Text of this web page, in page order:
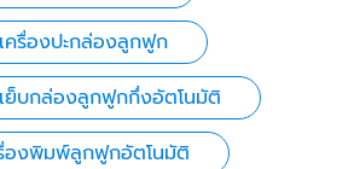
เครื่องปะกล่องลูกฟูก
ย็บกล่องลูกฟูกกึ่งอัตโนมัติ
องพิมพ์ลูกฟูกอัตโนมัติ